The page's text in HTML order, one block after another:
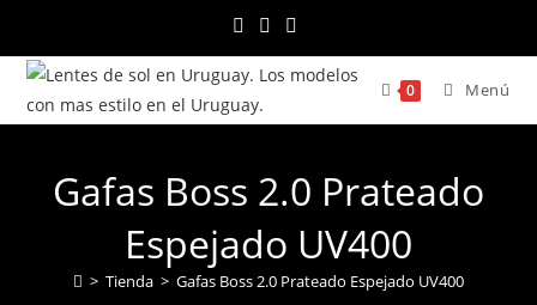
contenido
0 Menú
Gafas Boss 2.0 Prateado
Espejado UV400
> Tienda > Gafas Boss 2.0 Prateado Espejado UV400